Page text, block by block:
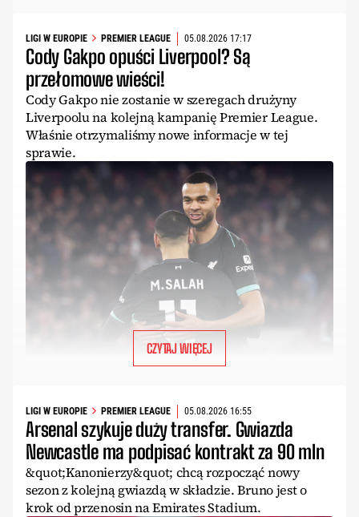
LIGI W EUROPIE PREMIER LEAGUE 05.08.2026 17:17
Cody Gakpo opuści Liverpool? Są
przełomowe wieści!
Cody Gakpo nie zostanie w szeregach drużyny
Liverpoolu na kolejną kampanię Premier League.
Właśnie otrzymaliśmy nowe informacje w tej
sprawie.
CZYTAJ WIĘCEJ
LIGI W EUROPIE PREMIER LEAGUE 05.08.2026 16:55
Arsenal szykuje duży transfer. Gwiazda
Newcastle ma podpisać kontrakt za 90 mln
&quot;Kanonierzy&quot; chcą rozpocząć nowy
sezon z kolejną gwiazdą w składzie. Bruno jest o
krok od przenosin na Emirates Stadium.